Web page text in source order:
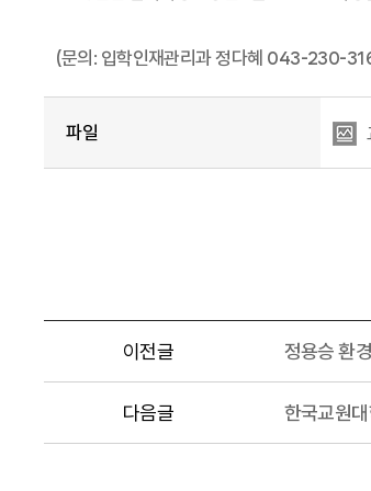
(문의: 입학인재관리과 정다혜 043-230-
파일
이전글 정용승 환
다음글 한국교원